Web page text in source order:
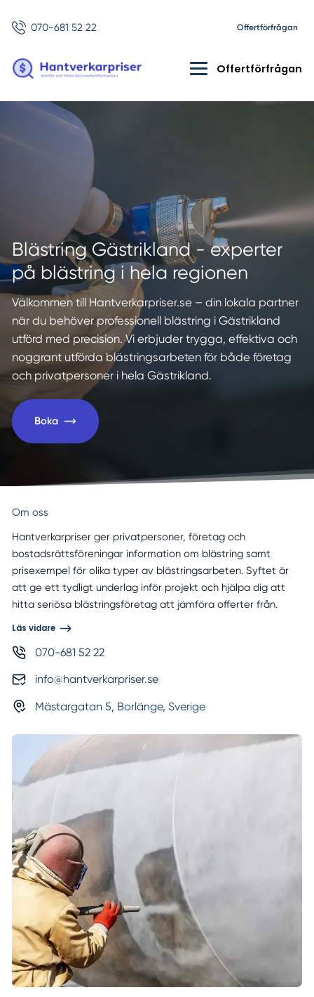
070-681 52 22 Offertförfrågan
Offertförfrågan
Blästring Gästrikland - experter
på blästring i hela regionen
Välkommen till Hantverkarpriser.se – din lokala partner
när du behöver professionell blästring i Gästrikland
utförd med precision. Vi erbjuder trygga, effektiva och
noggrant utförda blästringsarbeten för både företag
och privatpersoner i hela Gästrikland.
Boka
Om oss
Hantverkarpriser ger privatpersoner, företag och
bostadsrättsföreningar information om blästring samt
prisexempel för olika typer av blästringsarbeten. Syftet är
att ge ett tydligt underlag inför projekt och hjälpa dig att
hitta seriösa blästringsföretag att jämföra offerter från.
Läs vidare
070-681 52 22
info@hantverkarpriser.se
Mästargatan 5, Borlänge, Sverige